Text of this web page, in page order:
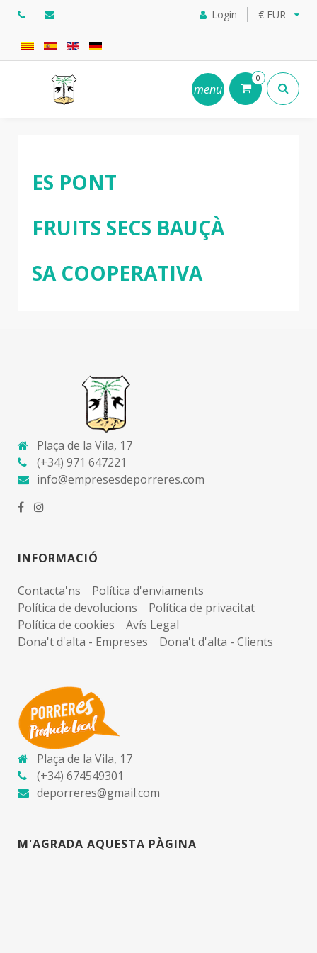
Login € EUR
menu
0
ES PONT
FRUITS SECS BAUÇÀ
SA COOPERATIVA
Plaça de la Vila, 17
(+34) 971 647221
info@empresesdeporreres.com
INFORMACIÓ
Contacta'ns
Política d'enviaments
Política de devolucions
Política de privacitat
Política de cookies
Avís Legal
Dona't d'alta - Empreses
Dona't d'alta - Clients
Plaça de la Vila, 17
(+34) 674549301
deporreres@gmail.com
M'AGRADA AQUESTA PÀGINA